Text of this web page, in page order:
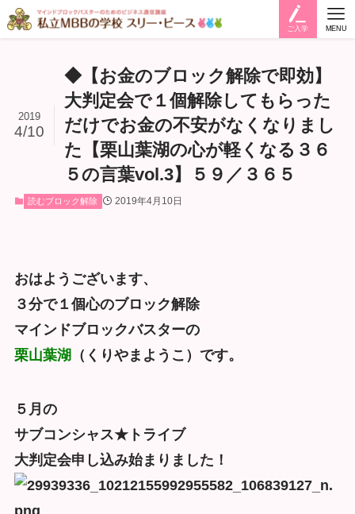
ご入学 MENU
◆【お金のブロック解除で即効】
大判定会で１個解除してもらった
だけでお金の不安がなくなりまし
た【栗山葉湖の心が軽くなる３６
５の言葉vol.3】５９／３６５
2019
4/10
読むブロック解除 2019年4月10日
おはようございます、
３分で１個心のブロック解除
マインドブロックバスターの
栗山葉湖 （くりやまようこ）です。
５月の
サブコンシャス★トライブ
大判定会申し込み始まりました！